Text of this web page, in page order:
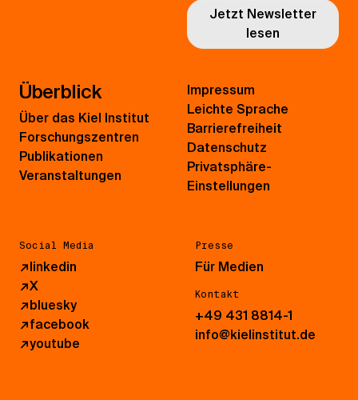
Jetzt Newsletter
lesen
Überblick
Über das Kiel Institut
Forschungszentren
Publikationen
Veranstaltungen
Social Media
↗linkedin
↗X
↗bluesky
↗facebook
↗youtube
Presse
Für Medien
Kontakt
+49 431 8814-1
info@kielinstitut.de
Impressum
Leichte Sprache
Barrierefreiheit
Datenschutz
Privatsphäre-
Einstellungen